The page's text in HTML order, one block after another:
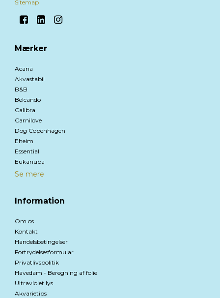
Sitemap
Mærker
Acana
Akvastabil
B&B
Belcando
Calibra
Carnilove
Dog Copenhagen
Eheim
Essential
Eukanuba
Se mere
Information
Om os
Kontakt
Handelsbetingelser
Fortrydelsesformular
Privatlivspolitik
Havedam - Beregning af folie
Ultraviolet lys
Akvarietips